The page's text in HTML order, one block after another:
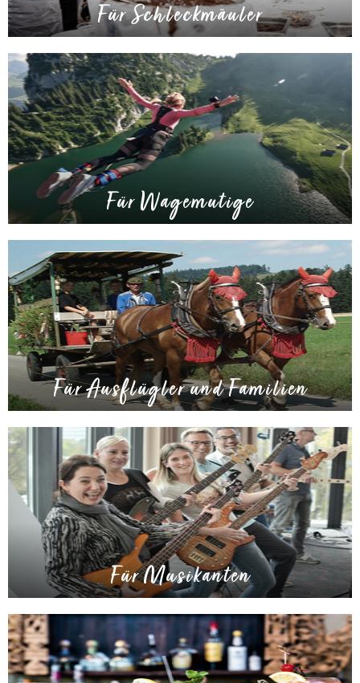
Für Schleckmäuler
Für Wagemutige
Für Ausflügler und Familien
Für Musikanten